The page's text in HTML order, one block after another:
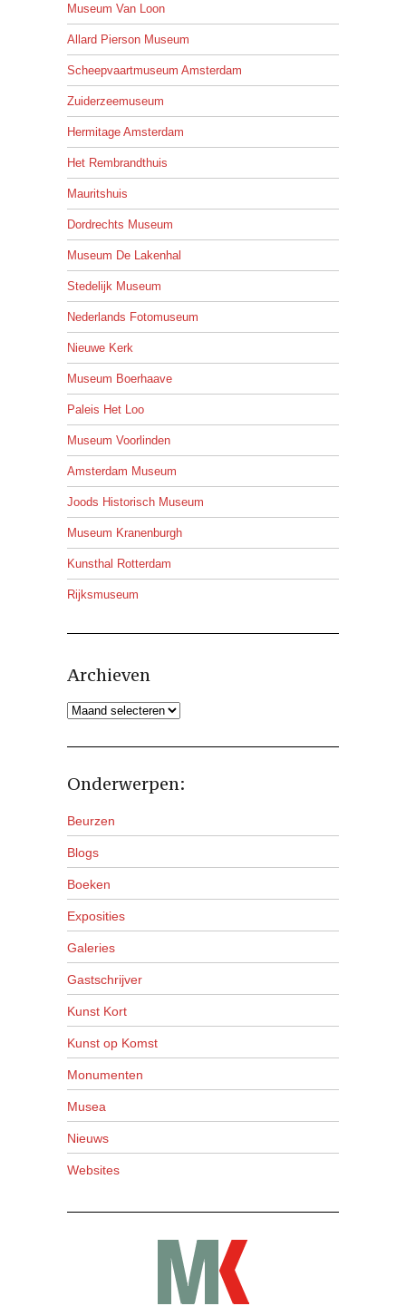
Museum Van Loon
Allard Pierson Museum
Scheepvaartmuseum Amsterdam
Zuiderzeemuseum
Hermitage Amsterdam
Het Rembrandthuis
Mauritshuis
Dordrechts Museum
Museum De Lakenhal
Stedelijk Museum
Nederlands Fotomuseum
Nieuwe Kerk
Museum Boerhaave
Paleis Het Loo
Museum Voorlinden
Amsterdam Museum
Joods Historisch Museum
Museum Kranenburgh
Kunsthal Rotterdam
Rijksmuseum
Archieven
Archieven
Onderwerpen:
Beurzen
Blogs
Boeken
Exposities
Galeries
Gastschrijver
Kunst Kort
Kunst op Komst
Monumenten
Musea
Nieuws
Websites